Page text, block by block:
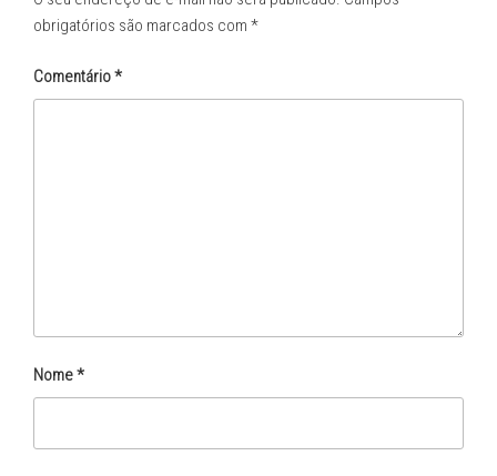
obrigatórios são marcados com *
Comentário*
Nome*